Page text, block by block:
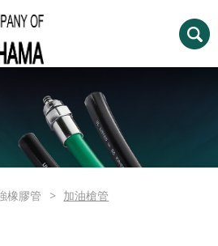
橡膠管 加油槍管